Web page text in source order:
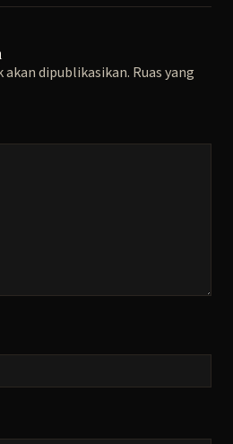
dipublikasikan. Ruas yang